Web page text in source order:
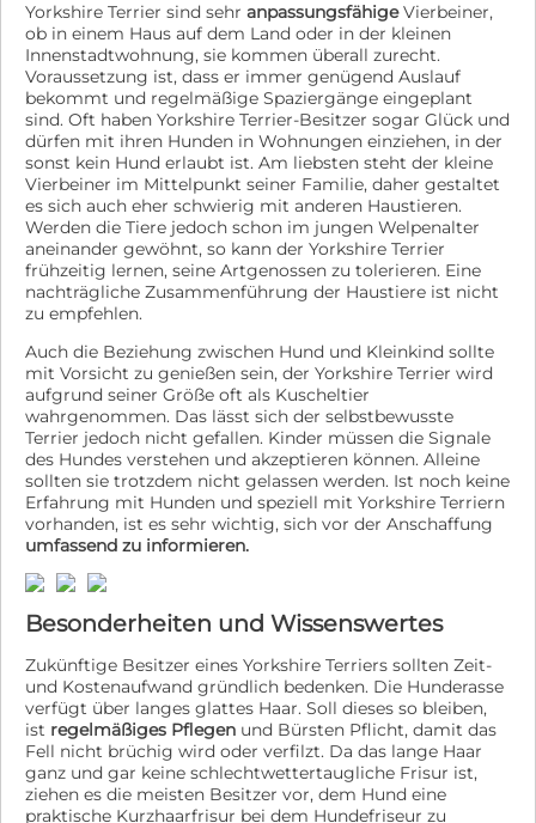
Yorkshire Terrier sind sehr anpassungsfähigeVierbeiner,
ob in einem Haus auf dem Land oder in der kleinen
Innenstadtwohnung, sie kommen überall zurecht.
Voraussetzung ist, dass er immer genügend Auslauf
bekommt und regelmäßige Spaziergänge eingeplant
sind. Oft haben Yorkshire Terrier-Besitzer sogar Glück und
dürfen mit ihren Hunden in Wohnungen einziehen, in der
sonst kein Hund erlaubt ist. Am liebsten steht der kleine
Vierbeiner im Mittelpunkt seiner Familie, daher gestaltet
es sich auch eher schwierig mit anderen Haustieren.
Werden die Tiere jedoch schon im jungen Welpenalter
aneinander gewöhnt, so kann der Yorkshire Terrier
frühzeitig lernen, seine Artgenossen zu tolerieren. Eine
nachträgliche Zusammenführung der Haustiere ist nicht
zu empfehlen.
Auch die Beziehung zwischen Hund und Kleinkind sollte
mit Vorsicht zu genießen sein, der Yorkshire Terrier wird
aufgrund seiner Größe oft als Kuscheltier
wahrgenommen. Das lässt sich der selbstbewusste
Terrier jedoch nicht gefallen. Kinder müssen die Signale
des Hundes verstehen und akzeptieren können. Alleine
sollten sie trotzdem nicht gelassen werden. Ist noch keine
Erfahrung mit Hunden und speziell mit Yorkshire Terriern
vorhanden, ist es sehr wichtig, sich vor der Anschaffung
umfassend zu informieren.
Besonderheiten und Wissenswertes
Zukünftige Besitzer eines Yorkshire Terriers sollten Zeit-
und Kostenaufwand gründlich bedenken. Die Hunderasse
verfügt über langes glattes Haar. Soll dieses so bleiben,
ist regelmäßiges Pflegen und Bürsten Pflicht, damit das
Fell nicht brüchig wird oder verfilzt. Da das lange Haar
ganz und gar keine schlechtwettertaugliche Frisur ist,
ziehen es die meisten Besitzer vor, dem Hund eine
praktische Kurzhaarfrisur bei dem Hundefriseur zu